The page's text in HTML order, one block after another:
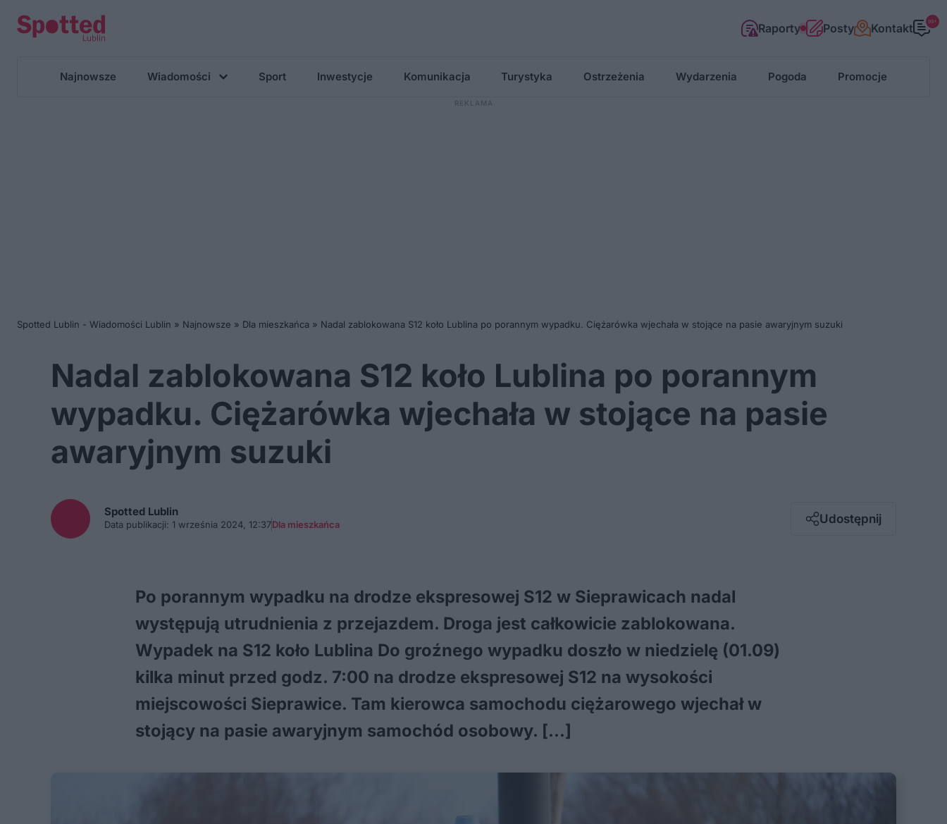
Raporty Posty Kontakt 99+
Najnowsze Wiadomości Sport Inwestycje Komunikacja Turystyka Ostrzeżenia Wydarzenia Pogoda Promocje
Spotted Lublin - Wiadomości Lublin » Najnowsze » Dla mieszkańca » Nadal zablokowana S12 koło Lublina po porannym wypadku. Ciężarówka wjechała w stojące na pasie awaryjnym suzuki
Nadal zablokowana S12 koło Lublina po porannym
wypadku. Ciężarówka wjechała w stojące na pasie
awaryjnym suzuki
Spotted Lublin
Data publikacji: 1 września 2024, 12:37Dla mieszkańca Udostępnij
Messenger
Po porannym wypadku na drodze ekspresowej S12 w Sieprawicach nadal
występują utrudnienia z przejazdem. Droga jest całkowicie zablokowana.
Wypadek na S12 koło Lublina Do groźnego wypadku doszło w niedzielę (01.09)
kilka minut przed godz. 7:00 na drodze ekspresowej S12 na wysokości
miejscowości Sieprawice. Tam kierowca samochodu ciężarowego wjechał w
stojący na pasie awaryjnym samochód osobowy. […]